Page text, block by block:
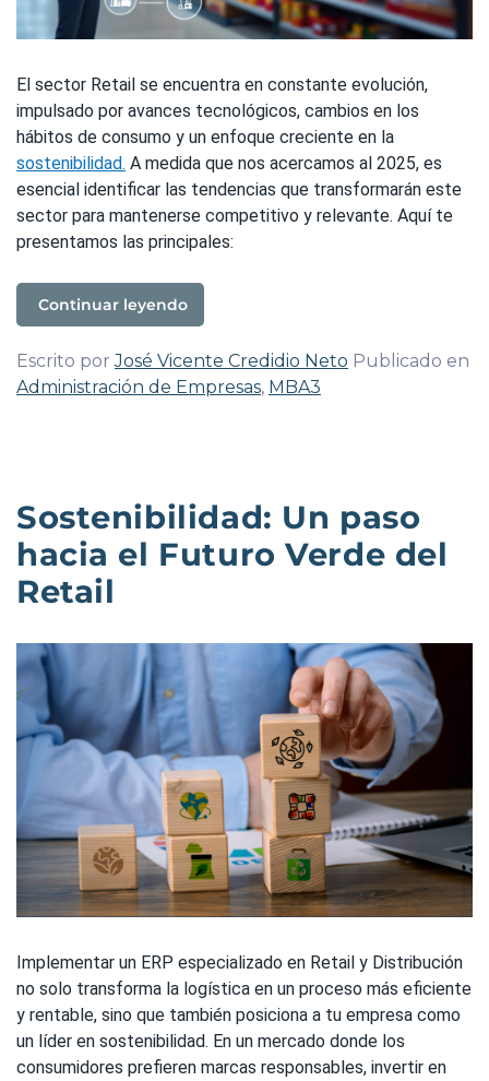
El sector Retail se encuentra en constante evolución,
impulsado por avances tecnológicos, cambios en los
hábitos de consumo y un enfoque creciente en la
sostenibilidad. A medida que nos acercamos al 2025, es
esencial identificar las tendencias que transformarán este
sector para mantenerse competitivo y relevante. Aquí te
presentamos las principales:
Continuar leyendo
Escrito porJosé Vicente Credidio Neto Publicado en
Administración de Empresas, MBA3
Sostenibilidad: Un paso
hacia el Futuro Verde del
Retail
Implementar un ERP especializado en Retail y Distribución
no solo transforma la logística en un proceso más eficiente
y rentable, sino que también posiciona a tu empresa como
un líder en sostenibilidad. En un mercado donde los
consumidores prefieren marcas responsables, invertir en